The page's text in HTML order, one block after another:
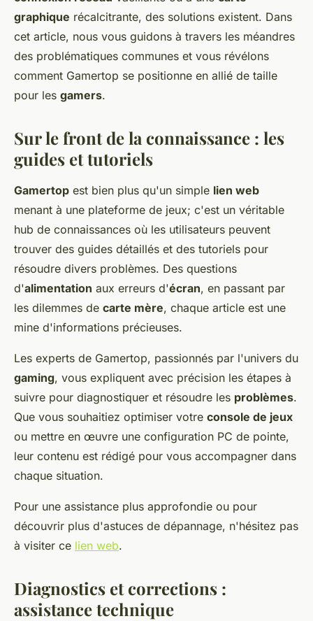
graphique récalcitrante, des solutions existent. Dans
cet article, nous vous guidons à travers les méandres
des problématiques communes et vous révélons
comment Gamertop se positionne en allié de taille
pour les gamers.
Sur le front de la connaissance : les
guides et tutoriels
Gamertop est bien plus qu'un simple lien web
menant à une plateforme de jeux; c'est un véritable
hub de connaissances où les utilisateurs peuvent
trouver des guides détaillés et des tutoriels pour
résoudre divers problèmes. Des questions
d'alimentation aux erreurs d'écran, en passant par
les dilemmes de carte mère, chaque article est une
mine d'informations précieuses.
Les experts de Gamertop, passionnés par l'univers du
gaming, vous expliquent avec précision les étapes à
suivre pour diagnostiquer et résoudre les problèmes.
Que vous souhaitiez optimiser votre console de jeux
ou mettre en œuvre une configuration PC de pointe,
leur contenu est rédigé pour vous accompagner dans
chaque situation.
Pour une assistance plus approfondie ou pour
découvrir plus d'astuces de dépannage, n'hésitez pas
à visiter ce lien web.
Diagnostics et corrections :
assistance technique